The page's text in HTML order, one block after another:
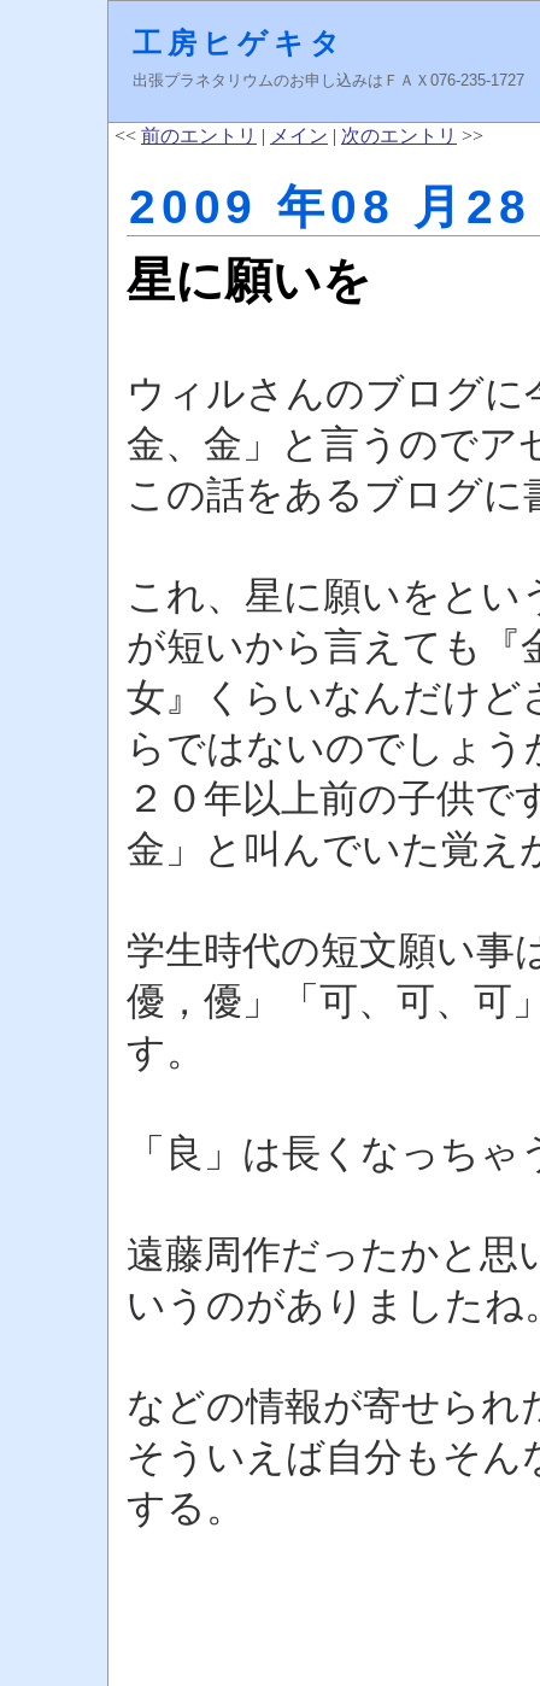
工房ヒゲキタ
出張プラネタリウムのお申し込みはＦＡＸ076-235-
<< 前のエントリ | メイン | 次のエントリ >>
2009 年08 月
星に願いを
ウィルさんのブログに
金、金」と言うのでア
この話をあるブログに
これ、星に願いをとい
が短いから言えても『
女』くらいなんだけど
らではないのでしょう
２０年以上前の子供で
金」と叫んでいた覚え
学生時代の短文願い事
優，優」「可、可、可
す。
「良」は長くなっちゃ
遠藤周作だったかと思
いうのがありましたね
などの情報が寄せられ
そういえば自分もそ
する。